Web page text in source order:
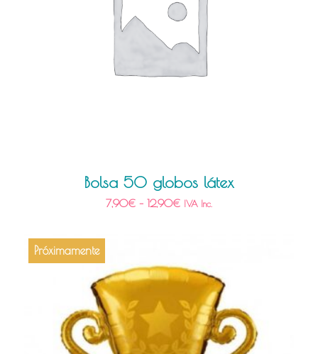
Bolsa 50 globos látex
7,90€– 12,90€ IVA Inc.
Próximamente